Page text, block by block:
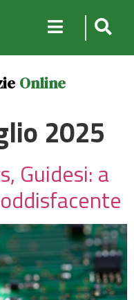
Online
2025
Guidesi: a